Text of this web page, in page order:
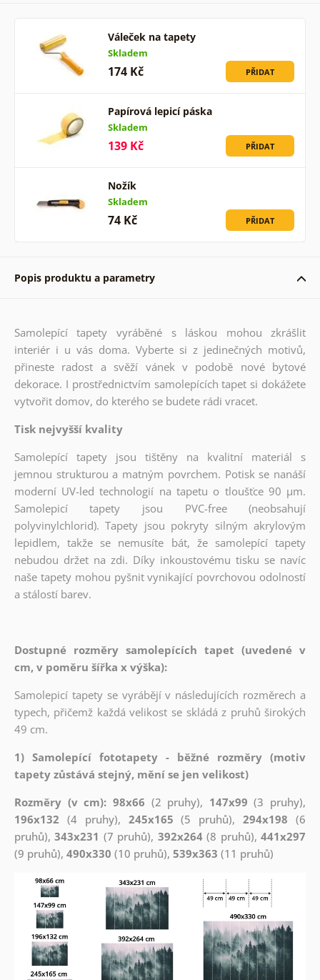
Váleček na tapety
Skladem
174 Kč PŘIDAT
Papírová lepicí páska
Skladem
139 Kč PŘIDAT
Nožík
Skladem
74 Kč PŘIDAT
Popis produktu a parametry
Samolepící tapety vyráběné s láskou mohou zkrášlit
interiér i u vás doma. Vyberte si z jedinečných motivů,
přineste radost a svěží vánek v podobě nové bytové
dekorace. I prostřednictvím samolepících tapet si dokážete
vytvořit domov, do kterého se budete rádi vracet.
Tisk nejvyšší kvality
Samolepící tapety jsou tištěny na kvalitní materiál s
jemnou strukturou a matným povrchem. Potisk se nanáší
moderní UV-led technologií na tapetu o tloušťce 90 µm.
Samolepicí tapety jsou PVC-free (neobsahují
polyvinylchlorid). Tapety jsou pokryty silným akrylovým
lepidlem, takže se nemusíte bát, že samolepící tapety
nebudou držet na zdi. Díky inkoustovému tisku se navíc
naše tapety mohou pyšnit vynikající povrchovou odolností
a stálostí barev.
Dostupné rozměry samolepících tapet (uvedené v
cm, v poměru šířka x výška):
Samolepicí tapety se vyrábějí v následujících rozměrech a
typech, přičemž každá velikost se skládá z pruhů širokých
49 cm.
1) Samolepící fototapety - běžné rozměry (motiv
tapety zůstává stejný, mění se jen velikost)
Rozměry (v cm): 98x66 (2 pruhy), 147x99 (3 pruhy),
196x132 (4 pruhy), 245x165 (5 pruhů),294x198 (6
pruhů),343x231 (7 pruhů), 392x264(8 pruhů),441x297
(9 pruhů), 490x330 (10 pruhů), 539x363 (11 pruhů)